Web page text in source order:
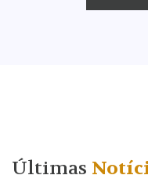
Últimas